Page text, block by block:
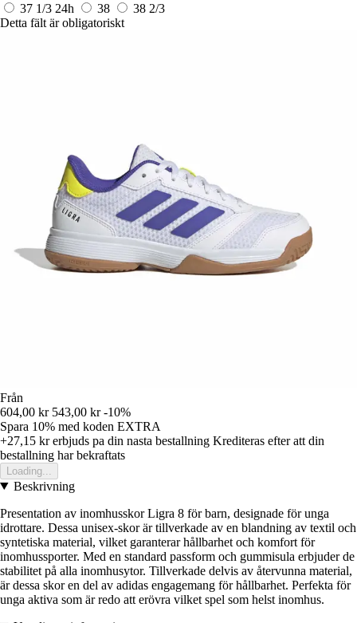
37 1/3 24h 38
38 2/3
Detta fält är obligatoriskt
Från
604,00 kr 543,00 kr -10%
Spara 10% med koden EXTRA
+27,15 krerbjuds pa din nasta bestallning Krediteras efter att din
bestallning har bekraftats
Loading...
Beskrivning
Presentation av inomhusskor Ligra 8 för barn, designade för unga
idrottare. Dessa unisex-skor är tillverkade av en blandning av textil och
syntetiska material, vilket garanterar hållbarhet och komfort för
inomhussporter. Med en standard passform och gummisula erbjuder de
stabilitet på alla inomhusytor. Tillverkade delvis av återvunna material,
är dessa skor en del av adidas engagemang för hållbarhet. Perfekta för
unga aktiva som är redo att erövra vilket spel som helst inomhus.